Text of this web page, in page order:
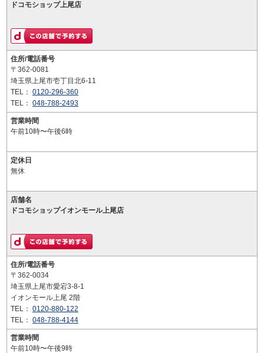
ドコモショップ上尾店
住所/電話番号
〒362-0081
埼玉県上尾市壱丁目北6-11
TEL： 0120-296-360
TEL： 048-788-2493
営業時間
午前10時〜午後6時
定休日
無休
店舗名
ドコモショップイオンモール上尾店
住所/電話番号
〒362-0034
埼玉県上尾市愛宕3-8-1
イオンモール上尾 2階
TEL： 0120-880-122
TEL： 048-788-4144
営業時間
午前10時〜午後9時